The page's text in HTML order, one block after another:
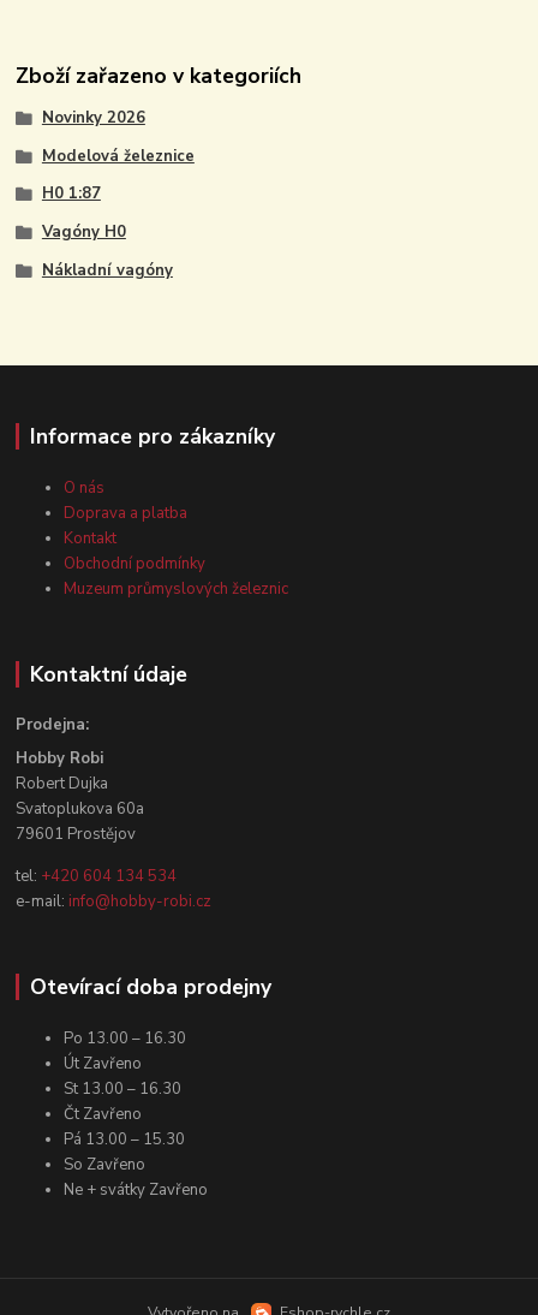
Zboží zařazeno v kategoriích
Novinky 2026
Modelová železnice
H0 1:87
Vagóny H0
Nákladní vagóny
Informace pro zákazníky
O nás
Doprava a platba
Kontakt
Obchodní podmínky
Muzeum průmyslových železnic
Kontaktní údaje
Prodejna:
Hobby Robi
Robert Dujka
Svatoplukova 60a
79601 Prostějov
tel: +420 604 134 534
e-mail: info@hobby-robi.cz
Otevírací doba prodejny
Po 13.00 – 16.30
Út Zavřeno
St 13.00 – 16.30
Čt Zavřeno
Pá 13.00 – 15.30
So Zavřeno
Ne + svátky Zavřeno